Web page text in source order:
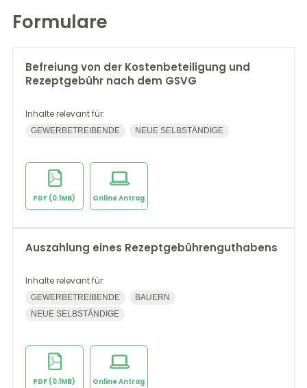
Formulare
Befreiung von der Kostenbeteiligung und
Rezeptgebühr nach dem GSVG
Inhalte relevant für:
GEWERBETREIBENDE NEUE SELBSTÄNDIGE
PDF (0.1MB) Online Antrag
Auszahlung eines Rezeptgebührenguthabens
Inhalte relevant für:
GEWERBETREIBENDE
BAUERN
NEUE SELBSTÄNDIGE
PDF (0.1MB) Online Antrag